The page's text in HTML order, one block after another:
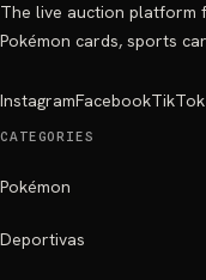
The live auction platform
Pokémon cards, sports
InstagramFacebookTikTok
CATEGORIES
Pokémon
Deportivas